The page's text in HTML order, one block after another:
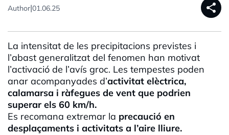
Author|01.06.25 share
La intensitat de les precipitacions previstes i
l’abast generalitzat del fenomen han motivat
l’activació de l’avís groc. Les tempestes poden
anar acompanyades d’activitat elèctrica,
calamarsa i ràfegues de vent que podrien
superar els 60 km/h.
Es recomana extremar la precaució en
desplaçaments i activitats a l’aire lliure.